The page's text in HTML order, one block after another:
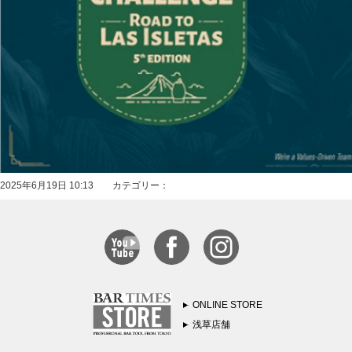
2025年6月19日 10:13 カテゴリー：
ONLINE STORE
浅草店舗